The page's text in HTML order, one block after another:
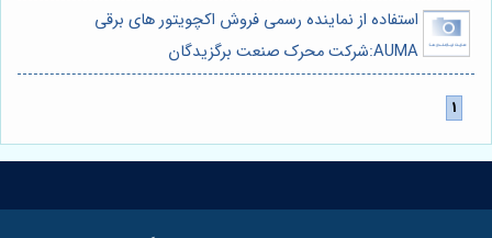
استفاده از نماینده رسمی فروش اکچویتور های برقی
AUMA:شرکت محرک صنعت برگزیدگان